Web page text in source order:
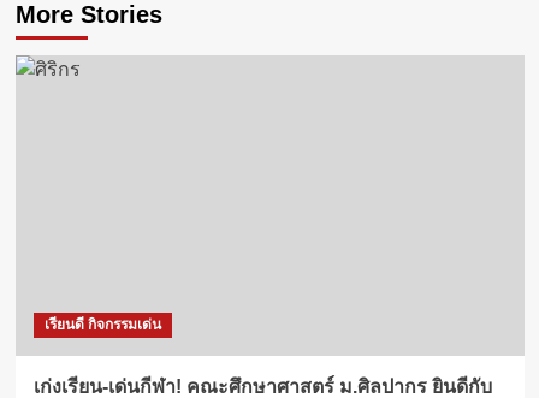
More Stories
เรียนดี กิจกรรมเด่น
เก่งเรียน-เด่นกีฬา! คณะศึกษาศาสตร์ ม.ศิลปากร ยินดีกับ